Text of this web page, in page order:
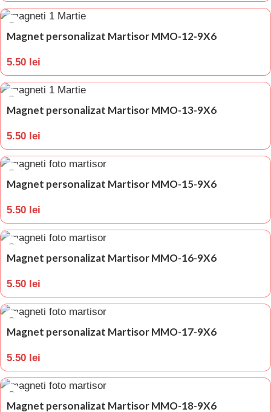
Magnet personalizat Martisor MMO-12-9X6
5.50 lei
Magnet personalizat Martisor MMO-13-9X6
5.50 lei
Magnet personalizat Martisor MMO-15-9X6
5.50 lei
Magnet personalizat Martisor MMO-16-9X6
5.50 lei
Magnet personalizat Martisor MMO-17-9X6
5.50 lei
Magnet personalizat Martisor MMO-18-9X6